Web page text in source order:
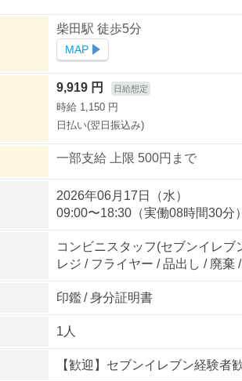
柴田駅 徒歩5分
MAP
9,919 円 日給想定
時給 1,150 円
日払い(翌日振込み)
一部支給 上限 500円まで
2026年06月17日（水）
09:00〜18:30（実働08時間30分）
コンビニスタッフ(セブンイレブ
レジ / フライヤー / 品出し / 廃棄
印鑑/身分証明書
1人
【歓迎】セブンイレブン経験者